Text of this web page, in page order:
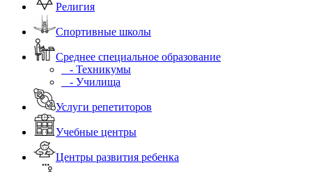
Религия
Спортивные школы
Среднее специальное образование
- Техникумы
- Училища
Услуги репетиторов
Учебные центры
Центры развития ребенка